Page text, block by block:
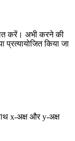
करें। अभी करने की
किया जा
x-अक्ष और y-अक्ष